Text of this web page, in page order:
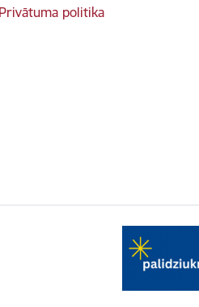
Privātuma politika